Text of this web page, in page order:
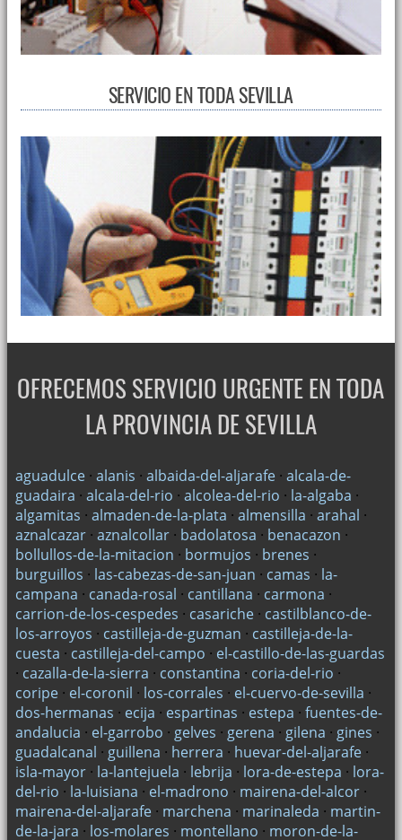
SERVICIO EN TODA SEVILLA
OFRECEMOS SERVICIO URGENTE EN TODA
LA PROVINCIA DE SEVILLA
aguadulce· alanis · albaida-del-aljarafe· alcala-de-
guadaira · alcala-del-rio · alcolea-del-rio · la-algaba ·
algamitas · almaden-de-la-plata · almensilla · arahal ·
aznalcazar· aznalcollar· badolatosa · benacazon ·
bollullos-de-la-mitacion · bormujos · brenes ·
burguillos · las-cabezas-de-san-juan · camas · la-
campana · canada-rosal · cantillana · carmona ·
carrion-de-los-cespedes · casariche· castilblanco-de-
los-arroyos · castilleja-de-guzman · castilleja-de-la-
cuesta · castilleja-del-campo · el-castillo-de-las-guardas
· cazalla-de-la-sierra · constantina · coria-del-rio ·
coripe· el-coronil · los-corrales · el-cuervo-de-sevilla ·
dos-hermanas · ecija · espartinas · estepa · fuentes-de-
andalucia · el-garrobo · gelves · gerena · gilena · gines ·
guadalcanal · guillena · herrera · huevar-del-aljarafe·
isla-mayor· la-lantejuela · lebrija · lora-de-estepa · lora-
del-rio · la-luisiana · el-madrono · mairena-del-alcor·
mairena-del-aljarafe· marchena · marinaleda · martin-
de-la-jara · los-molares · montellano · moron-de-la-